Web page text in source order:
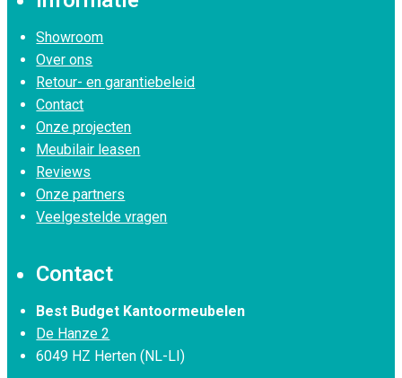
Showroom
Over ons
Retour- en garantiebeleid
Contact
Onze projecten
Meubilair leasen
Reviews
Onze partners
Veelgestelde vragen
Contact
Best Budget Kantoormeubelen
De Hanze 2
6049 HZ Herten (NL-LI)